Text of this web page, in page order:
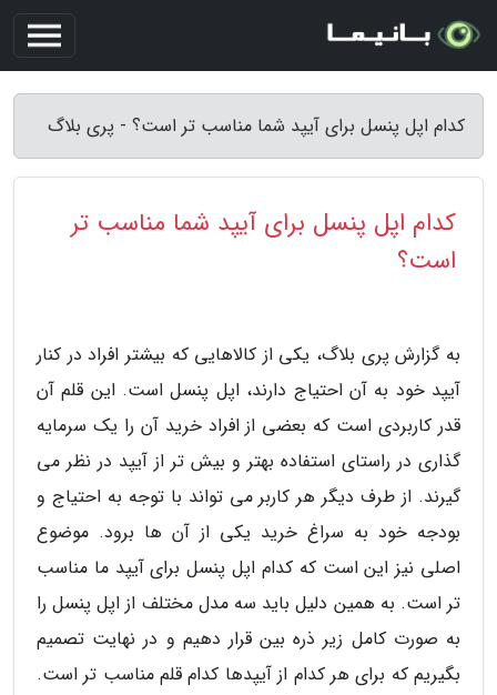
کدام اپل پنسل برای آیپد شما مناسب تر است؟ - پری بلاگ
کدام اپل پنسل برای آیپد شما مناسب تر
است؟
به گزارش پری بلاگ، یکی از کالاهایی که بیشتر افراد در کنار
آیپد خود به آن احتیاج دارند، اپل پنسل است. این قلم آن
قدر کاربردی است که بعضی از افراد خرید آن را یک سرمایه
گذاری در راستای استفاده بهتر و بیش تر از آیپد در نظر می
گیرند. از طرف دیگر هر کاربر می تواند با توجه به احتیاج و
بودجه خود به سراغ خرید یکی از آن ها برود. موضوع
اصلی نیز این است که کدام اپل پنسل برای آیپد ما مناسب
تر است. به همین دلیل باید سه مدل مختلف از اپل پنسل را
به صورت کامل زیر ذره بین قرار دهیم و در نهایت تصمیم
بگیریم که برای هر کدام از آیپدها کدام قلم مناسب تر است.